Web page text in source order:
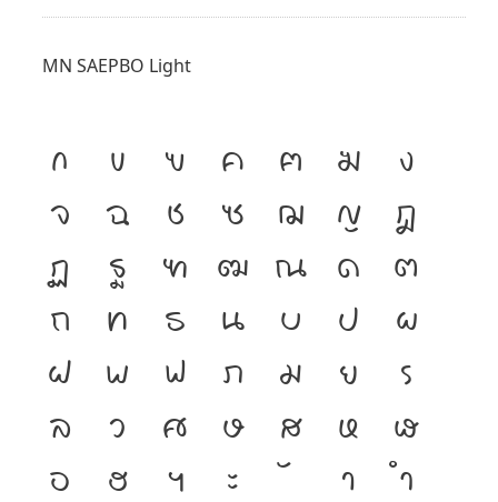
MN SAEPBO Light
ก ข ฃ ค ฅ ฆ
ง
จ
ฉ ช ซ ฌ ญ
ฎ
ฏ
ฐ ฑ ฒ ณ ด
ต
ถ
ท ธ น บ ป
ผ
ฝ
พ ฟ ภ ม ย
ร
ล
ว ศ ษ ส ห
ฬ
อ
ฮ ฯ ะ า
ำ